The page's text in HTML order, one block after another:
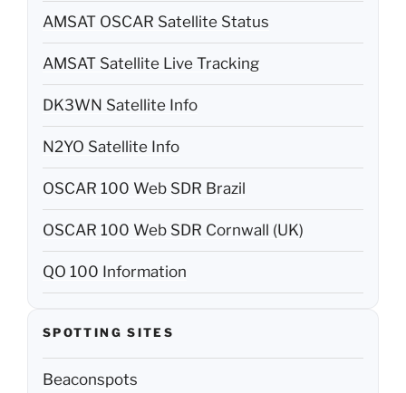
AMSAT OSCAR Satellite Status
AMSAT Satellite Live Tracking
DK3WN Satellite Info
N2YO Satellite Info
OSCAR 100 Web SDR Brazil
OSCAR 100 Web SDR Cornwall (UK)
QO 100 Information
SPOTTING SITES
Beaconspots